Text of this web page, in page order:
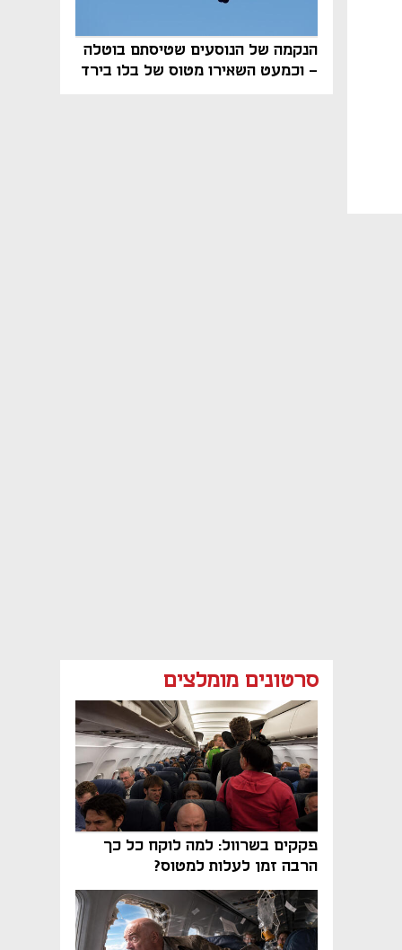
הנקמה של הנוסעים שטיסתם בוטלה
- וכמעט השאירו מטוס של בלו בירד
סרטונים מומלצים
פקקים בשרוול: למה לוקח כל כך
הרבה זמן לעלות למטוס?